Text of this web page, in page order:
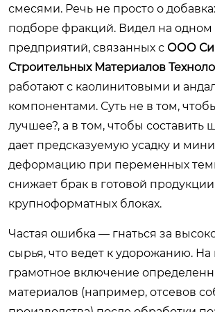
смесями. Речь не просто о
подборе фракций. Видел на одном
предприятий, связанных с ООО
Строительных Материалов
работают с каолинитовыми и
компонентами. Суть не в том,
лучшее?, а в том, чтобы составить
дает предсказуемую усадку и
деформацию при переменных
снижает брак в готовой
крупноформатных блоках.
Частая ошибка — гнаться за
сырья, что ведет к удорожанию. На
грамотное включение
материалов (например, отсевов